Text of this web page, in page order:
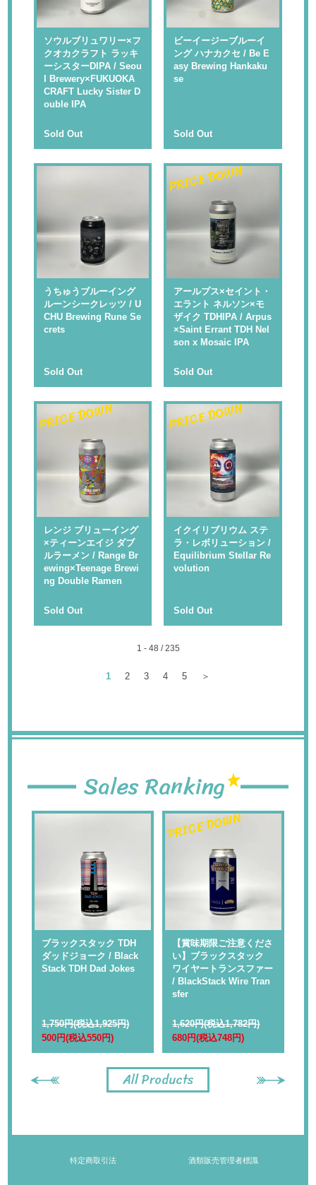
ソウルブリュワリー×フ
クオカクラフト ラッキ
ーシスターDIPA / Seou
l Brewery×FUKUOKA
CRAFT Lucky Sister D
ouble IPA
Sold Out
ビーイージーブルーイ
ング ハナカクセ / Be E
asy Brewing Hankaku
se
Sold Out
うちゅうブルーイング
ルーンシークレッツ / U
CHU Brewing Rune Se
crets
Sold Out
PRICE DOWN
アールプス×セイント・
エラント ネルソン×モ
ザイク TDHIPA / Arpus
×Saint Errant TDH Nel
son x Mosaic IPA
Sold Out
PRICE DOWN
レンジ ブリューイング
×ティーンエイジ ダブ
ルラーメン / Range Br
ewing×Teenage Brewi
ng Double Ramen
Sold Out
PRICE DOWN
イクイリブリウム ステ
ラ・レボリューション /
Equilibrium Stellar Re
volution
Sold Out
1 - 48 / 235
1 2 3 4 5 ＞
Sales Ranking
ブラックスタック TDH
ダッドジョーク / Black
Stack TDH Dad Jokes
1,750円(税込1,925円)
500円(税込550円)
PRICE DOWN
【賞味期限ご注意くださ
い】ブラックスタック
ワイヤートランスファー
/ BlackStack Wire Tran
sfer
1,620円(税込1,782円)
680円(税込748円)
All Products
特定商取引法 酒類販売管理者標識